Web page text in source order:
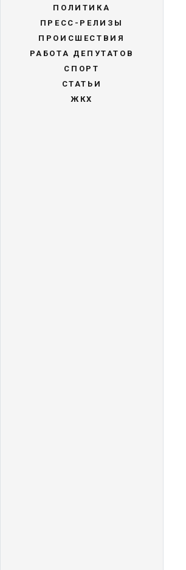
ПОЛИТИКА
ПРЕСС-РЕЛИЗЫ
ПРОИСШЕСТВИЯ
РАБОТА ДЕПУТАТОВ
СПОРТ
СТАТЬИ
ЖКХ